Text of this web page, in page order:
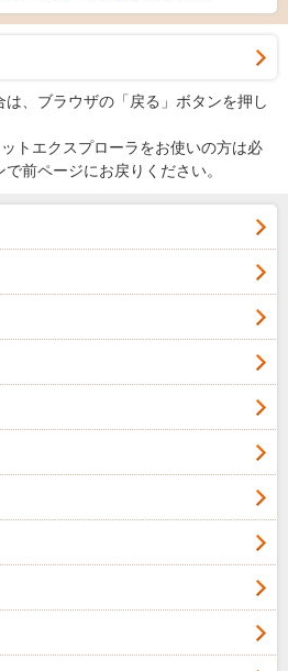
、ブラウザの「戻る」ボタンを押し
トエクスプローラをお使いの方は必
前ページにお戻りください。